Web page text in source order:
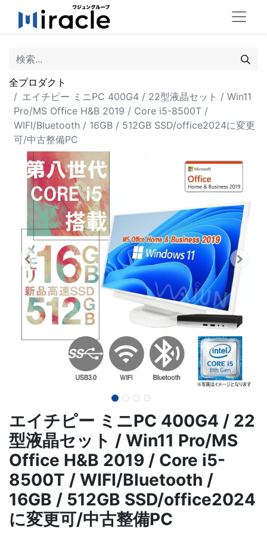
全プロダクト
エイチピー ミニPC 400G4 / 22型液晶セット / Win11
Pro/MS Office H&B 2019 / Core i5-8500T /
WIFI/Bluetooth / 16GB / 512GB SSD/office2024に変更
可/中古整備PC
エイチピー ミニPC 400G4 / 22
型液晶セット / Win11 Pro/MS
Office H&B 2019 / Core i5-
8500T / WIFI/Bluetooth /
16GB / 512GB SSD/office2024
に変更可/中古整備PC